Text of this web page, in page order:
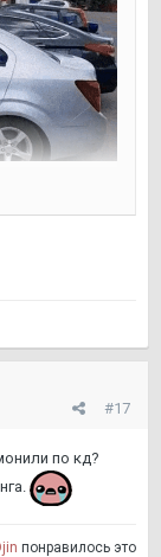
#17
по кд?
понравилось это